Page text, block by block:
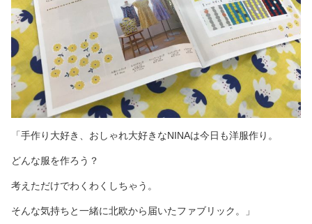
「手作り大好き、おしゃれ大好きなNINAは今日も洋服作り。
どんな服を作ろう？
考えただけでわくわくしちゃう。
そんな気持ちと一緒に北欧から届いたファブリック。」